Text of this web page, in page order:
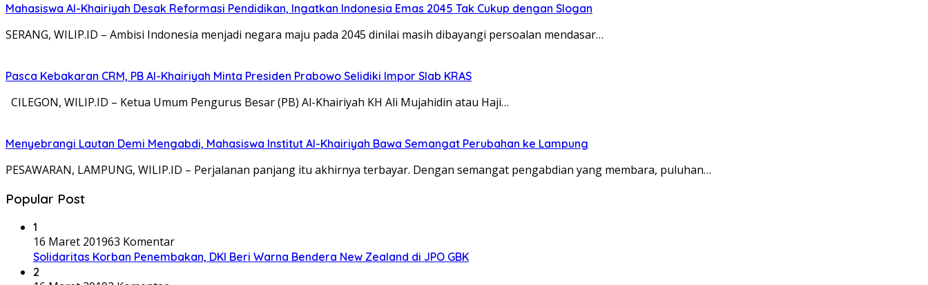
Mahasiswa Al-Khairiyah Desak Reformasi Pendidikan, Ingatkan Indonesia Emas 2045 Tak Cukup dengan Slogan
SERANG, WILIP.ID – Ambisi Indonesia menjadi negara maju pada 2045 dinilai masih dibayangi persoalan mendasar…
Pasca Kebakaran CRM, PB Al-Khairiyah Minta Presiden Prabowo Selidiki Impor Slab KRAS
CILEGON, WILIP.ID – Ketua Umum Pengurus Besar (PB) Al-Khairiyah KH Ali Mujahidin atau Haji…
Menyebrangi Lautan Demi Mengabdi, Mahasiswa Institut Al-Khairiyah Bawa Semangat Perubahan ke Lampung
PESAWARAN, LAMPUNG, WILIP.ID – Perjalanan panjang itu akhirnya terbayar. Dengan semangat pengabdian yang membara, puluhan…
Popular Post
1
16 Maret 201963 Komentar
Solidaritas Korban Penembakan, DKI Beri Warna Bendera New Zealand di JPO GBK
2